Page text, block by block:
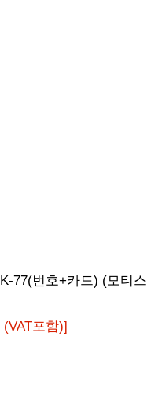
77(번호+카드) (모티스
포함)]